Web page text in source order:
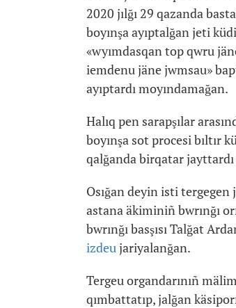
2020 jılğı 29 qazanda
boyınşa ayıptalğan jeti
«wyımdasqan top qwru
iemdenu jäne jwmsau»
ayıptardı moyındamağan.
Halıq pen sarapşılar
boyınşa sot procesi bıltır
qalğanda birqatar jayttardı
Osığan deyin isti tergegen
astana äkiminiñ bwrınğı
bwrınğı basşısı Talğat
izdeujariyalanğan.
Tergeu organdarınıñ
qımbattatıp, jalğan